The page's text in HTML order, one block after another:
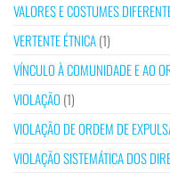
VALORES E COSTUMES
VERTENTE ÉTNICA(1)
VÍNCULO À COMUNIDADE E AO
VIOLAÇÃO (1)
VIOLAÇÃO DE ORDEM DE
VIOLAÇÃO SISTEMÁTICA DOS